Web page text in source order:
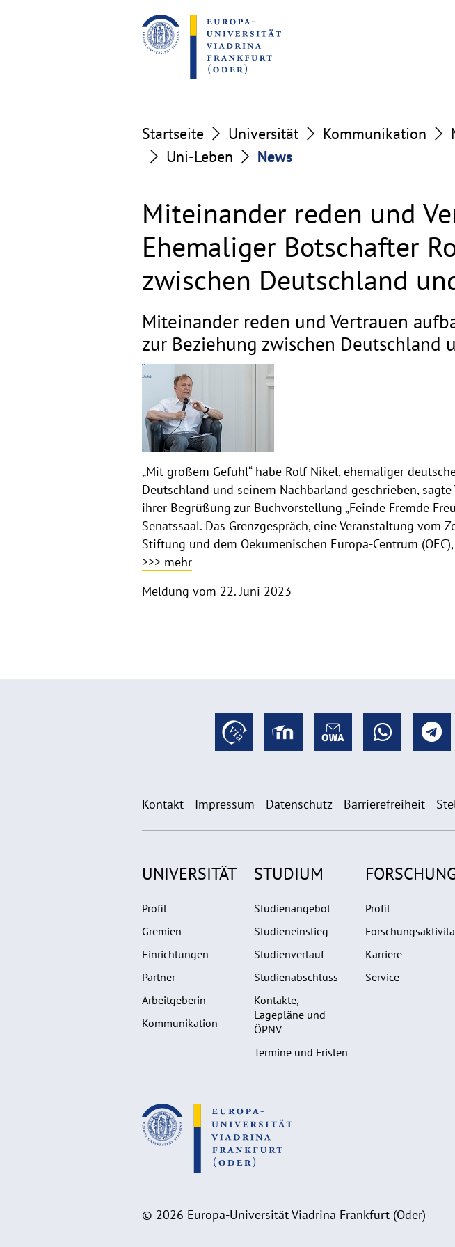
to
the
content
to
the
footer
Startseite Universität Kommunikation
Uni-Leben
News
Miteinander reden und
Ehemaliger Botschafter
zwischen Deutschland
Miteinander reden und Vertrauen
zur Beziehung zwischen Deutschland
„Mit großem Gefühl“ habe Rolf Nikel, ehemaliger
Deutschland und seinem Nachbarland geschrieben,
ihrer Begrüßung zur Buchvorstellung „Feinde Fremde
Senatssaal. Das Grenzgespräch, eine Veranstaltung
Stiftung und dem Oekumenischen Europa-Centrum
>>> mehr
Meldung vom 22. Juni 2023
Kontakt Impressum Datenschutz Barrierefreiheit
UNIVERSITÄT
Profil
Gremien
Einrichtungen
Partner
Arbeitgeberin
Kommunikation
STUDIUM
Studienangebot
Studieneinstieg
Studienverlauf
Studienabschluss
Kontakte,
Lagepläne und
ÖPNV
Termine und Fristen
Profil
Karriere
Service
© 2026 Europa-Universität Viadrina Frankfurt (Oder)